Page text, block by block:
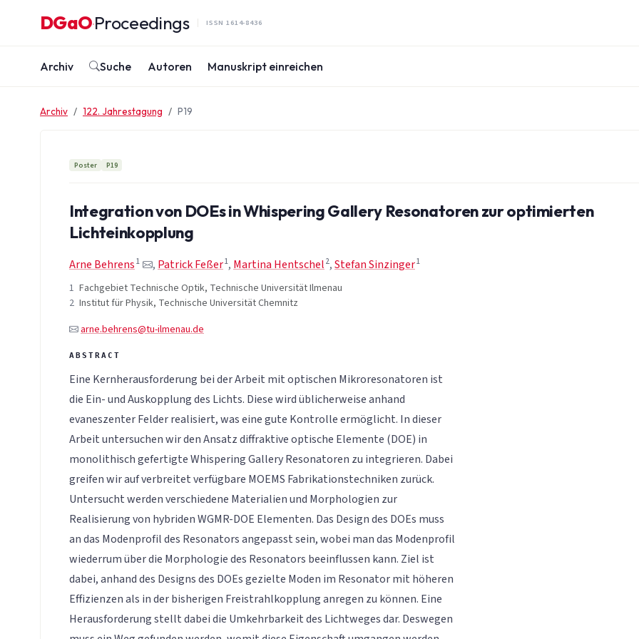
DGaO·Proceedings ISSN 1614-8436
Archiv Suche Autoren Manuskript einreichen
Archiv 122. Jahrestagung P19
Poster P19
Integration von DOEs in Whispering Gallery Resonatoren zur optimierten
Lichteinkopplung
Arne Behrens 1 , Patrick Feßer1, Martina Hentschel 2,Stefan Sinzinger1
1 Fachgebiet Technische Optik, Technische Universität Ilmenau
2 Institut für Physik, Technische Universität Chemnitz
arne.behrens@tu-ilmenau.de
Eine Kernherausforderung bei der Arbeit mit optischen Mikroresonatoren ist
die Ein- und Auskopplung des Lichts. Diese wird üblicherweise anhand
evaneszenter Felder realisiert, was eine gute Kontrolle ermöglicht. In dieser
Arbeit untersuchen wir den Ansatz diffraktive optische Elemente (DOE) in
monolithisch gefertigte Whispering Gallery Resonatoren zu integrieren. Dabei
greifen wir auf verbreitet verfügbare MOEMS Fabrikationstechniken zurück.
Untersucht werden verschiedene Materialien und Morphologien zur
Realisierung von hybriden WGMR-DOE Elementen. Das Design des DOEs muss
an das Modenprofil des Resonators angepasst sein, wobei man das Modenprofil
wiederrum über die Morphologie des Resonators beeinflussen kann. Ziel ist
dabei, anhand des Designs des DOEs gezielte Moden im Resonator mit höheren
Effizienzen als in der bisherigen Freistrahlkopplung anregen zu können. Eine
Herausforderung stellt dabei die Umkehrbarkeit des Lichtweges dar. Deswegen